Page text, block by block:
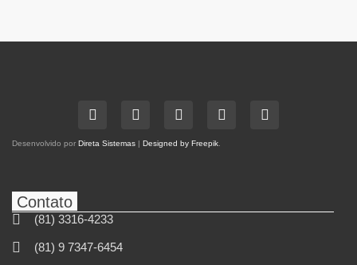
Desenvolvido por Direta Sistemas | Designed by Freepik
Contato
(81) 3316-4233
(81) 9 7347-6454